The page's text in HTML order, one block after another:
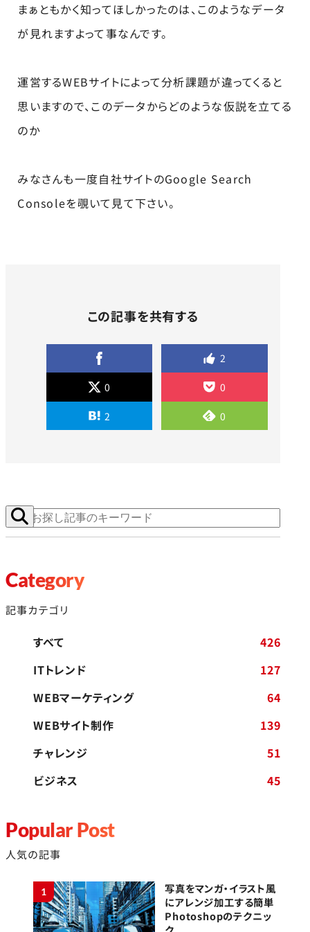
まぁともかく知ってほしかったのは、このようなデータ
が見れますよって事なんです。
運営するWEBサイトによって分析課題が違ってくると
思いますので、このデータからどのような仮説を立てる
のか
みなさんも一度自社サイトのGoogle Search
Consoleを覗いて見て下さい。
この記事を共有する
2
0 0
2 0
Category
記事カテゴリ
すべて
426
ITトレンド
127
WEBマーケティング
64
WEBサイト制作
139
チャレンジ
51
ビジネス
45
Popular Post
人気の記事
1
写真をマンガ・イラスト風
にアレンジ加工する簡単
Photoshopのテクニッ